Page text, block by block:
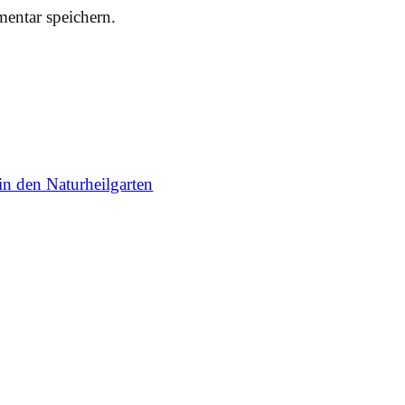
speichern.
den Naturheilgarten